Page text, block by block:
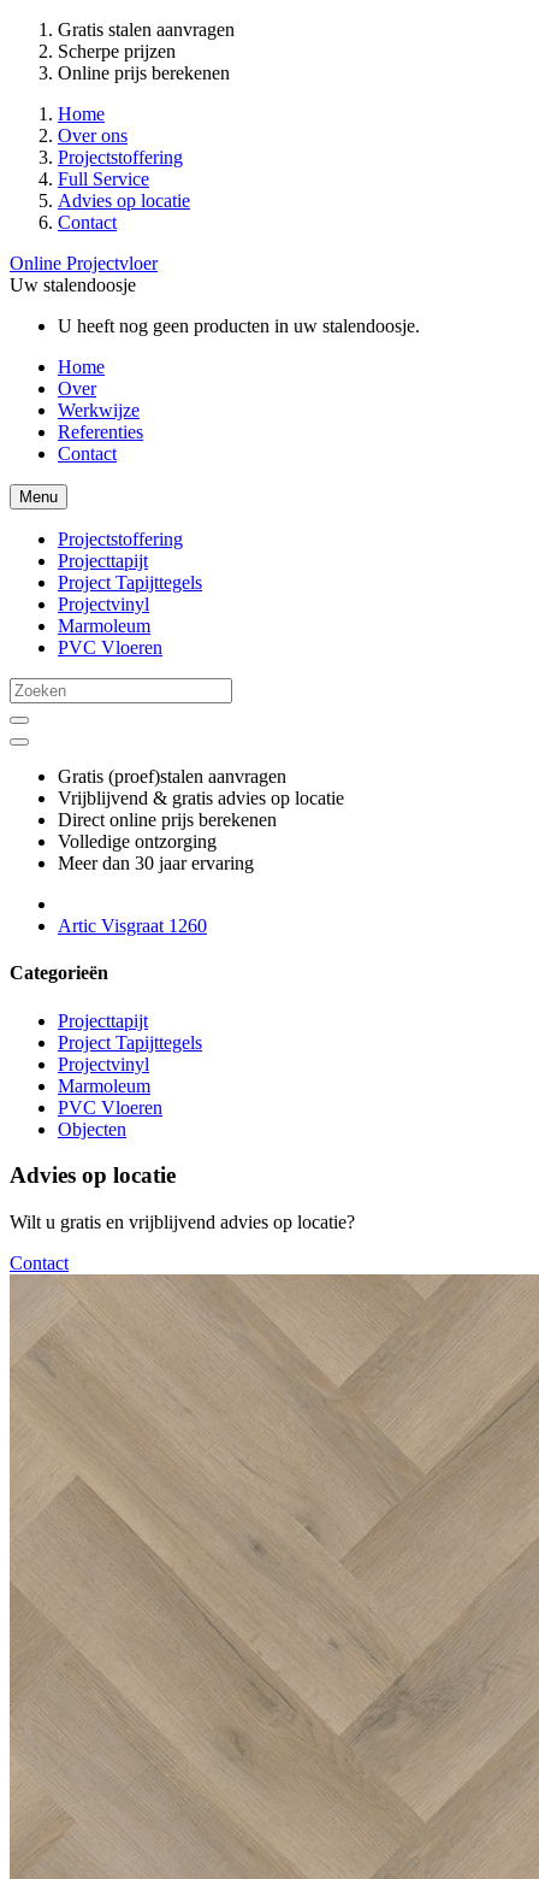
Gratis stalen aanvragen
Scherpe prijzen
Online prijs berekenen
Home
Over ons
Projectstoffering
Full Service
Advies op locatie
Contact
Online Projectvloer
Uw stalendoosje
U heeft nog geen producten in uw stalendoosje.
Home
Over
Werkwijze
Referenties
Contact
Menu
Projectstoffering
Projecttapijt
Project Tapijttegels
Projectvinyl
Marmoleum
PVC Vloeren
Gratis (proef)stalen aanvragen
Vrijblijvend & gratis advies op locatie
Direct online prijs berekenen
Volledige ontzorging
Meer dan 30 jaar ervaring
Artic Visgraat 1260
Categorieën
Projecttapijt
Project Tapijttegels
Projectvinyl
Marmoleum
PVC Vloeren
Objecten
Advies op locatie
Wilt u gratis en vrijblijvend advies op locatie?
Contact